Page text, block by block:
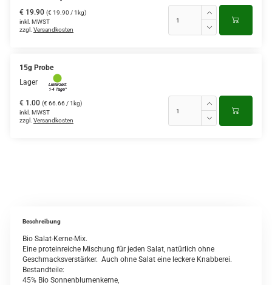
€ 19.90 (€ 19.90 / 1kg)
inkl. MWST
zzgl. Versandkosten
15g Probe
Lager
€ 1.00 (€ 66.66 / 1kg)
inkl. MWST
zzgl. Versandkosten
Beschreibung
Bio Salat-Kerne-Mix.
Eine proteinreiche Mischung für jeden Salat, natürlich ohne
Geschmacksverstärker. Auch ohne Salat eine leckere Knabberei.
Bestandteile:
45% Bio Sonnenblumenkerne,